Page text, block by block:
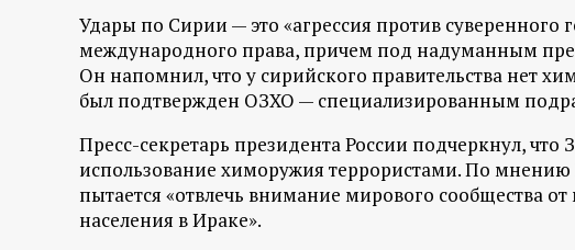
л
Удары по Сирии — это «агрессия против суверенного
международного права, причем под надуманным
Он напомнил, что у сирийского правительства нет
был подтвержден ОЗХО — специализированным
Пресс-секретарь президента России подчеркнул,
использование химоружия террористами. По
пытается «отвлечь внимание мирового сообщества
населения в Ираке».